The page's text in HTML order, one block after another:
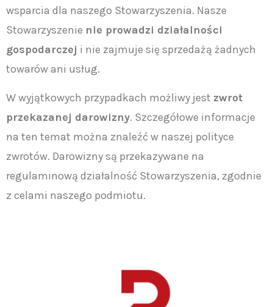
wsparcia dla naszego Stowarzyszenia. Nasze
Stowarzyszenie nie prowadzi działalności
gospodarczej i nie zajmuje się sprzedażą żadnych
towarów ani usług.
W wyjątkowych przypadkach możliwy jest zwrot
przekazanej darowizny. Szczegółowe informacje
na ten temat można znaleźć w naszej polityce
zwrotów. Darowizny są przekazywane na
regulaminową działalność Stowarzyszenia, zgodnie
z celami naszego podmiotu.